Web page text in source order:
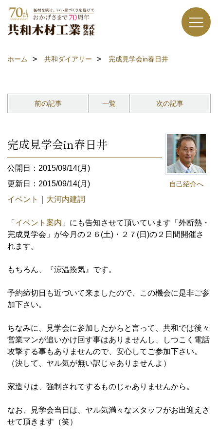
ホーム 共和ダイアリー 完成見学会in春日井
前の記事 一覧 次の記事
自己紹介へ
完成見学会in春日井
公開日：2015/09/14(月)
更新日：2015/09/14(月)
イベント
大河内建詞
「 イベント案内 」にも告知させて頂いています「外断熱・
完成見学会」が今月の２６(土)・２７(日)の２日間開催さ
れます。
もちろん、『涼温換気』です。
予約締切日も近づいて来ましたので、この機会に是非ご参
加下さい。
ちなみに、見学会に参加したからと言って、共和では後々
営業マンが追いかけ回す事はありませんし、しつこく電話
攻撃する事もありませんので、安心してご参加下さい。
（決して、ヤル気が無い訳じゃありませんよ）
家造りは、強制されてするものじゃありませんから。
なお、見学会当日は、ヤル気満々なスタッフがお出迎えさ
せて頂きます（笑）